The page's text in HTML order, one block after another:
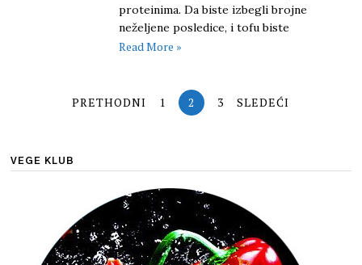
proteinima. Da biste izbegli brojne
neželjene posledice, i tofu biste
Read More »
PRETHODNI 1 2 3 SLEDEĆI
VEGE KLUB